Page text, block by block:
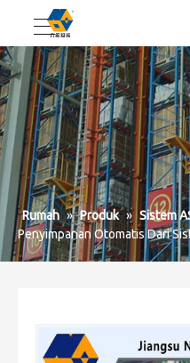
Rumah » Produk » Sistem
Penyimpanan Otomatis Dari